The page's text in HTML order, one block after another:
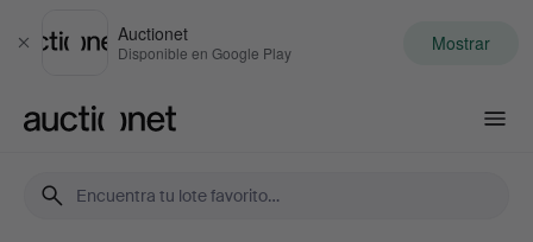
Cerrar
Auctionet
Disponible en Google Play Mostrar